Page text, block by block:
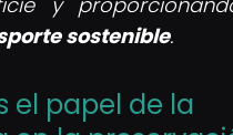
sostenible.
el papel de la